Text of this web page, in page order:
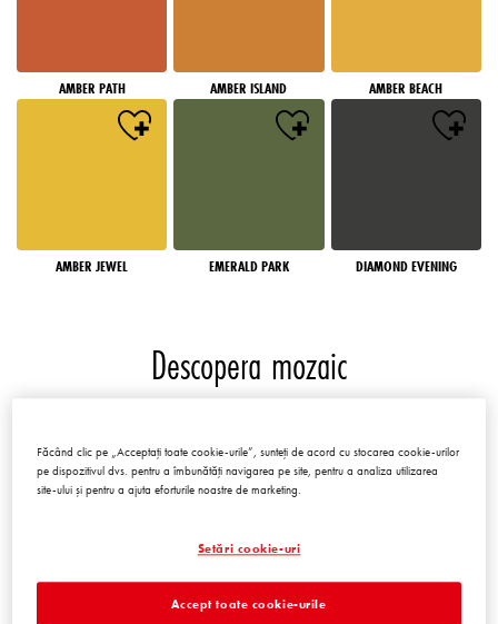
AMBER PATH AMBER ISLAND AMBER BEACH
AMBER JEWEL EMERALD PARK DIAMOND EVENING
Descopera mozaic
Făcând clic pe „Acceptați toate cookie-urile”, sunteți de acord cu stocarea cookie-urilor
pe dispozitivul dvs. pentru a îmbunătăți navigarea pe site, pentru a analiza utilizarea
site-ului și pentru a ajuta eforturile noastre de marketing.
Setări cookie-uri
Accept toate cookie-urile